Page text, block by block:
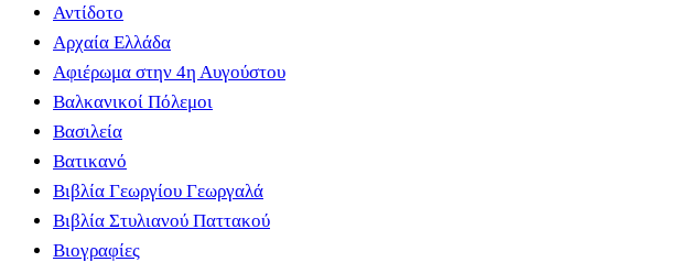
Αντίδοτο
Αρχαία Ελλάδα
Αφιέρωμα στην 4η Αυγούστου
Βαλκανικοί Πόλεμοι
Βασιλεία
Βατικανό
Βιβλία Γεωργίου Γεωργαλά
Βιβλία Στυλιανού Παττακού
Βιογραφίες